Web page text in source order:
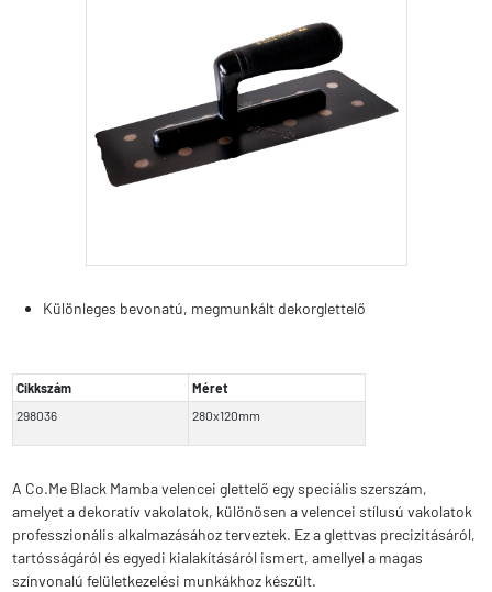
Különleges bevonatú, megmunkált dekorglettelő
Cikkszám
Méret
298036
280x120mm
A Co.Me Black Mamba velencei glettelő egy speciális szerszám,
amelyet a dekoratív vakolatok, különösen a velencei stílusú vakolatok
professzionális alkalmazásához terveztek. Ez a glettvas precizitásáról,
tartósságáról és egyedi kialakításáról ismert, amellyel a magas
színvonalú felületkezelési munkákhoz készült.